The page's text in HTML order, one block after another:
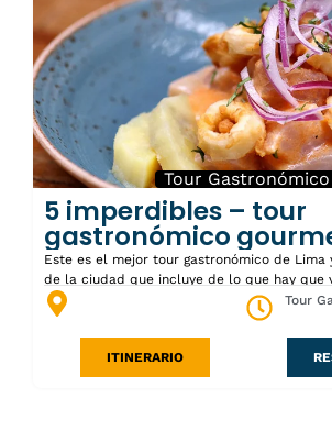
Tour Gastronómico
5 imperdibles – tour
gastronómico
Lima
Este es el mejor tour gastronómico de Lima
de la ciudad que incluye de lo que hay que
en un día. Incluye restaurantes exclusivos,
atracciones imprescindibles y actividades.
Tour
ITINERARIO